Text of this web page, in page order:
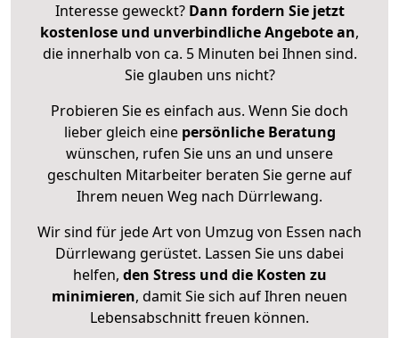
Interesse geweckt? Dann fordern Sie jetzt
kostenlose und unverbindliche Angebote an,
die innerhalb von ca. 5 Minuten bei Ihnen sind.
Sie glauben uns nicht?
Probieren Sie es einfach aus. Wenn Sie doch
lieber gleich eine persönliche Beratung
wünschen, rufen Sie uns an und unsere
geschulten Mitarbeiter beraten Sie gerne auf
Ihrem neuen Weg nach Dürrlewang.
Wir sind für jede Art von Umzug von Essen nach
Dürrlewang gerüstet. Lassen Sie uns dabei
helfen, den Stress und die Kosten zu
minimieren, damit Sie sich auf Ihren neuen
Lebensabschnitt freuen können.